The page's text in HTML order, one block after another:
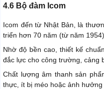
4.6 Bộ đàm Icom
Icom đến từ Nhật Bản, là
triển hơn 70 năm (từ năm 1954).
Nhờ độ bền cao, thiết kế
đắc lực cho công trường, cảng
Chất lượng âm thanh sản
thực, ít bị méo hoặc ảnh